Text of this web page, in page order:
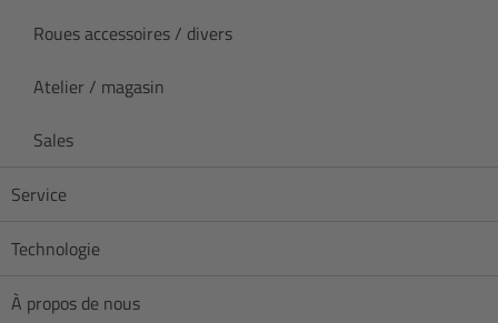
Roues accessoires / divers
Atelier / magasin
Sales
Service
Technologie
À propos de nous